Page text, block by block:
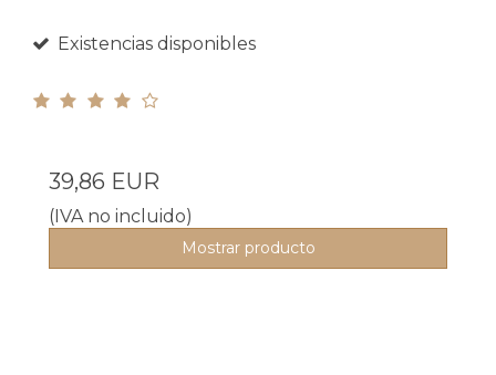
Existencias disponibles
39,86 EUR
(IVA no incluido)
Mostrar producto